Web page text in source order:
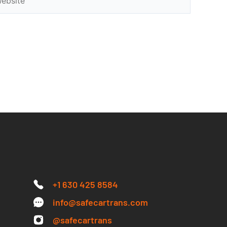
+1 630 425 8584
info@safecartrans.com
@safecartrans